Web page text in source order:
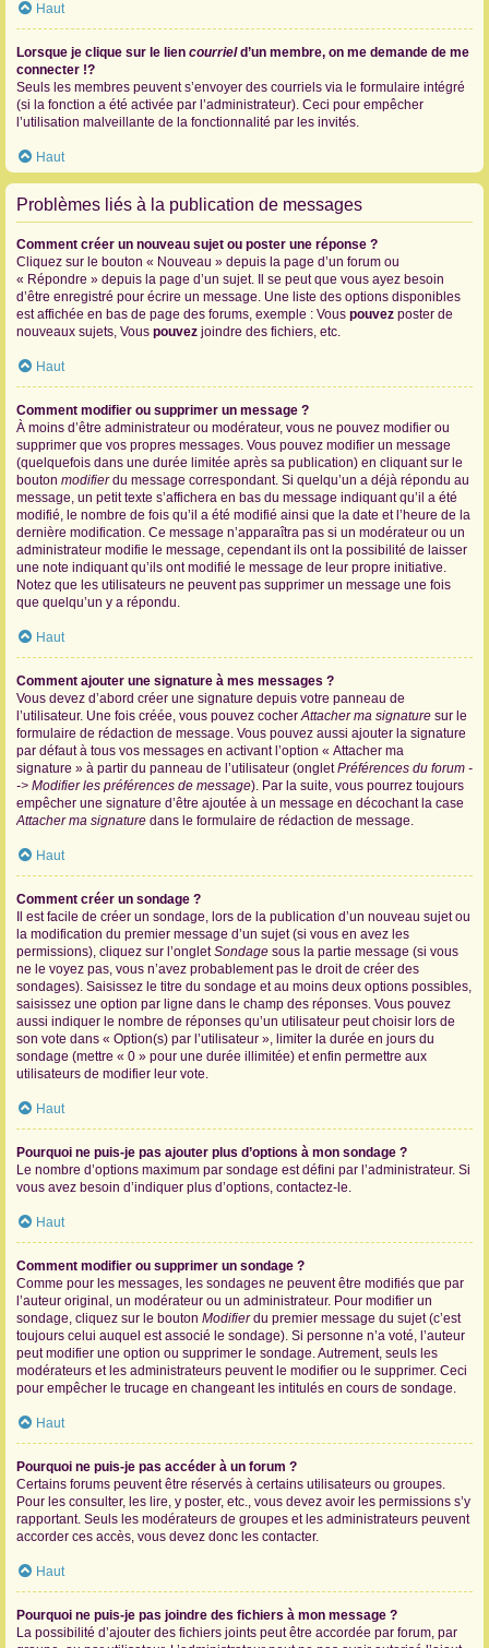
Haut
Lorsque je clique sur le lien courrield’un membre, on me demande de me
connecter !?
Seuls les membres peuvent s’envoyer des courriels via le formulaire intégré
(si la fonction a été activée par l’administrateur). Ceci pour empêcher
l’utilisation malveillante de la fonctionnalité par les invités.
Haut
Problèmes liés à la publication de messages
Comment créer un nouveau sujet ou poster une réponse ?
Cliquez sur le bouton « Nouveau » depuis la page d’un forum ou
« Répondre » depuis la page d’un sujet. Il se peut que vous ayez besoin
d’être enregistré pour écrire un message. Une liste des options disponibles
est affichée en bas de page des forums, exemple : Vous pouvez poster de
nouveaux sujets, Vous pouvez joindre des fichiers, etc.
Haut
Comment modifier ou supprimer un message ?
À moins d’être administrateur ou modérateur, vous ne pouvez modifier ou
supprimer que vos propres messages. Vous pouvez modifier un message
(quelquefois dans une durée limitée après sa publication) en cliquant sur le
bouton modifierdu message correspondant. Si quelqu’un a déjà répondu au
message, un petit texte s’affichera en bas du message indiquant qu’il a été
modifié, le nombre de fois qu’il a été modifié ainsi que la date et l’heure de la
dernière modification. Ce message n’apparaîtra pas si un modérateur ou un
administrateur modifie le message, cependant ils ont la possibilité de laisser
une note indiquant qu’ils ont modifié le message de leur propre initiative.
Notez que les utilisateurs ne peuvent pas supprimer un message une fois
que quelqu’un y a répondu.
Haut
Comment ajouter une signature à mes messages ?
Vous devez d’abord créer une signature depuis votre panneau de
l’utilisateur. Une fois créée, vous pouvez cocherAttacher ma signature sur le
formulaire de rédaction de message. Vous pouvez aussi ajouter la signature
par défaut à tous vos messages en activant l’option « Attacher ma
signature » à partir du panneau de l’utilisateur (ongletPréférences du forum -
-> Modifier les préférences de message). Par la suite, vous pourrez toujours
empêcher une signature d’être ajoutée à un message en décochant la case
Attacher ma signature dans le formulaire de rédaction de message.
Haut
Comment créer un sondage ?
Il est facile de créer un sondage, lors de la publication d’un nouveau sujet ou
la modification du premier message d’un sujet (si vous en avez les
permissions), cliquez sur l’ongletSondage sous la partie message (si vous
ne le voyez pas, vous n’avez probablement pas le droit de créer des
sondages). Saisissez le titre du sondage et au moins deux options possibles,
saisissez une option par ligne dans le champ des réponses. Vous pouvez
aussi indiquer le nombre de réponses qu’un utilisateur peut choisir lors de
son vote dans « Option(s) par l’utilisateur », limiter la durée en jours du
sondage (mettre « 0 » pour une durée illimitée) et enfin permettre aux
utilisateurs de modifier leur vote.
Haut
Pourquoi ne puis-je pas ajouter plus d’options à mon sondage ?
Le nombre d’options maximum par sondage est défini par l’administrateur. Si
vous avez besoin d’indiquer plus d’options, contactez-le.
Haut
Comment modifier ou supprimer un sondage ?
Comme pour les messages, les sondages ne peuvent être modifiés que par
l’auteur original, un modérateur ou un administrateur. Pour modifier un
sondage, cliquez sur le bouton Modifierdu premier message du sujet (c’est
toujours celui auquel est associé le sondage). Si personne n’a voté, l’auteur
peut modifier une option ou supprimer le sondage. Autrement, seuls les
modérateurs et les administrateurs peuvent le modifier ou le supprimer. Ceci
pour empêcher le trucage en changeant les intitulés en cours de sondage.
Haut
Pourquoi ne puis-je pas accéder à un forum ?
Certains forums peuvent être réservés à certains utilisateurs ou groupes.
Pour les consulter, les lire, y poster, etc., vous devez avoir les permissions s’y
rapportant. Seuls les modérateurs de groupes et les administrateurs peuvent
accorder ces accès, vous devez donc les contacter.
Haut
Pourquoi ne puis-je pas joindre des fichiers à mon message ?
La possibilité d’ajouter des fichiers joints peut être accordée par forum, par